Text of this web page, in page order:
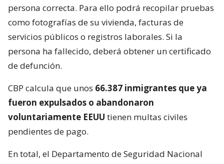
persona correcta. Para ello podrá recopilar pruebas
como fotografías de su vivienda, facturas de
servicios públicos o registros laborales. Si la
persona ha fallecido, deberá obtener un certificado
de defunción.
CBP calcula que unos 66.387 inmigrantes que ya
fueron expulsados o abandonaron
voluntariamente EEUU tienen multas civiles
pendientes de pago.
En total, el Departamento de Seguridad Nacional